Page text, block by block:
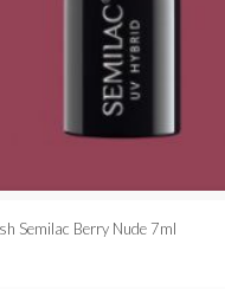
Semilac Berry Nude 7ml